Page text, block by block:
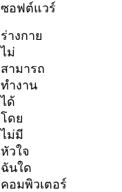
ซอฟต์แวร์
ร่างกาย
ไม่
สามารถ
ทำงาน
ได้
โดย
ไม่มี
หัวใจ
ฉันใด
คอมพิวเตอร์